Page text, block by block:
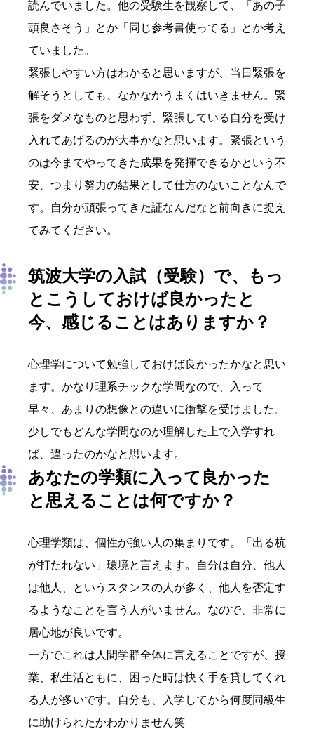
読んでいました。他の受験生を観察して、「あの子
頭良さそう」とか「同じ参考書使ってる」とか考え
ていました。
緊張しやすい方はわかると思いますが、当日緊張を
解そうとしても、なかなかうまくはいきません。緊
張をダメなものと思わず、緊張している自分を受け
入れてあげるのが大事かなと思います。緊張という
のは今までやってきた成果を発揮できるかという不
安、つまり努力の結果として仕方のないことなんで
す。自分が頑張ってきた証なんだなと前向きに捉え
てみてください。
筑波大学の入試（受験）で、もっ
とこうしておけば良かったと
今、感じることはありますか？
心理学について勉強しておけば良かったかなと思い
ます。かなり理系チックな学問なので、入って
早々、あまりの想像との違いに衝撃を受けました。
少しでもどんな学問なのか理解した上で入学すれ
ば、違ったのかなと思います。
あなたの学類に入って良かった
と思えることは何ですか？
心理学類は、個性が強い人の集まりです。「出る杭
が打たれない」環境と言えます。自分は自分、他人
は他人、というスタンスの人が多く、他人を否定す
るようなことを言う人がいません。なので、非常に
居心地が良いです。
一方でこれは人間学群全体に言えることですが、授
業、私生活ともに、困った時は快く手を貸してくれ
る人が多いです。自分も、入学してから何度同級生
に助けられたかわかりません笑